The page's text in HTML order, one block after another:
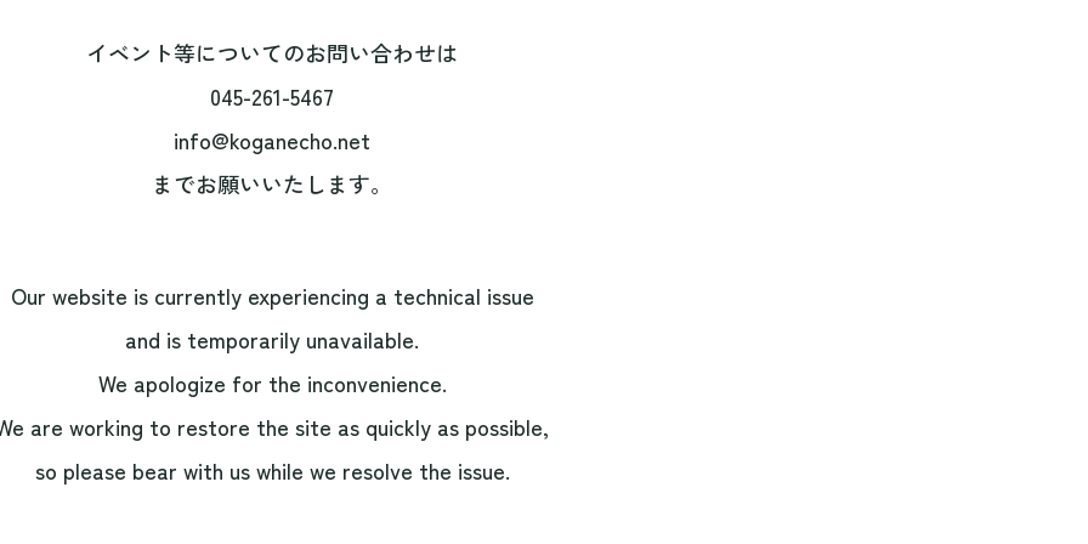
イベント等についてのお問い合わせは
045-261-5467
info@koganecho.net
までお願いいたします。
Our website is currently experiencing a technical issue
and is temporarily unavailable.
We apologize for the inconvenience.
are working to restore the site as quickly as possible,
so please bear with us while we resolve the issue.